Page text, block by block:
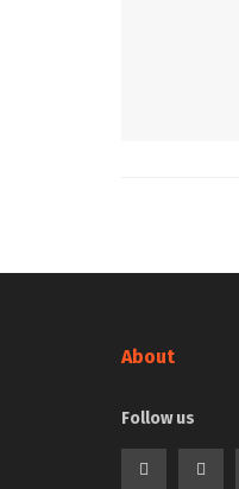
About
Follow us